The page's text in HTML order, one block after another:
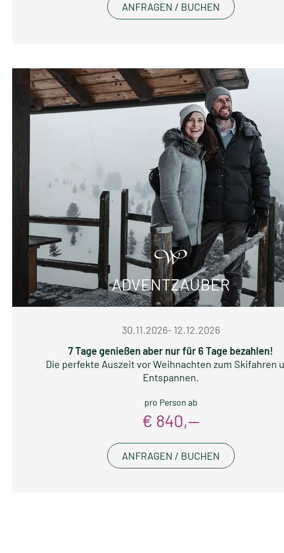
ANFRAGEN / BUCHEN
ADVENTZAUBER
30.11.2026- 12.12.2026
7 Tage genießen aber nur für 6 Tage bezahlen!
Die perfekte Auszeit vor Weihnachten zum Skifahren
Entspannen.
pro Person ab
€ 840,—
ANFRAGEN / BUCHEN